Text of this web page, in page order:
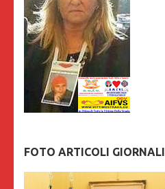
FOTO ARTICOLI GIORNALI